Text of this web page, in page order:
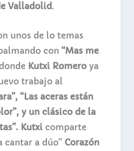
Valladolid.
unos de lo temas
con “Mas me
Kutxi Romeroya
trabajo al
“Las aceras están
y un clásico de la
Kutxi comparte
cantar a dúo”Corazón